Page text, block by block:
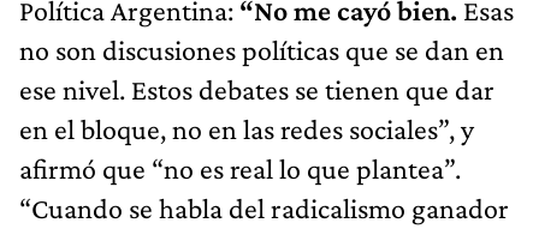
Política Argentina: “No me cayó bien. Esas
no son discusiones políticas que se dan en
ese nivel. Estos debates se tienen que dar
en el bloque, no en las redes sociales”, y
afirmó que “no es real lo que plantea”.
“Cuando se habla del radicalismo ganador